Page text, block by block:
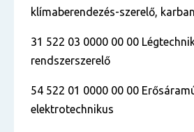
klímaberendezés-szerelő,
31 522 03 0000 00 00
rendszerszerelő
54 522 01 0000 00 00
elektrotechnikus